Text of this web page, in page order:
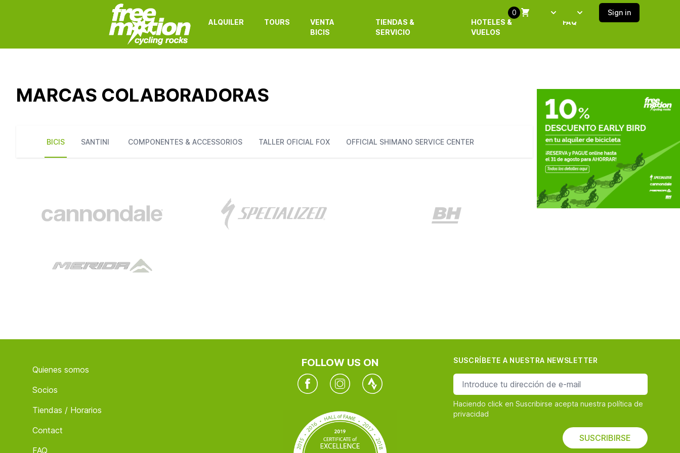
ALQUILER TOURS
VENTA
BICIS
TIENDAS &
SERVICIO
HOTELES &
VUELOS
FAQ
0
Select languageSELECT ISLAND
Sign in
MARCAS COLABORADORAS
BICIS SANTINI COMPONENTES & ACCESSORIOS TALLER OFICIAL FOX OFFICIAL SHIMANO SERVICE CENTER
Quienes somos
Socios
Tiendas / Horarios
Contact
FAQ
FOLLOW US ON
FacebookInstagramTwitter
SUSCRÍBETE A NUESTRA NEWSLETTER
dirección de correo
Haciendo click en Suscribirse acepta nuestra política de
privacidad
SUSCRIBIRSE